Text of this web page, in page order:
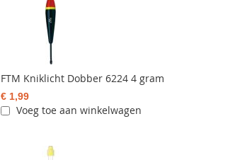
FTM Kniklicht Dobber 6224 4 gram
€ 1,99
Voeg toe aan winkelwagen